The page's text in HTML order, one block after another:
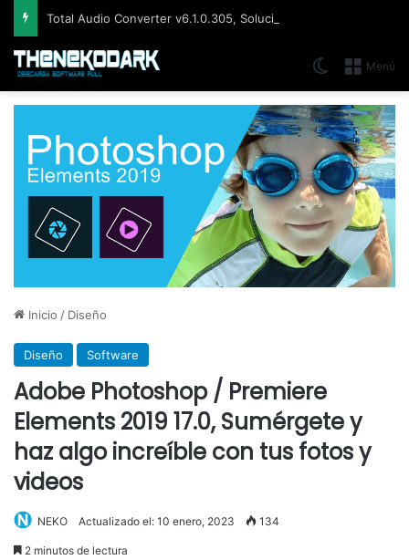
Menú
Switch skin
Inicio / Diseño
Diseño Software
Adobe Photoshop / Premiere
Elements 2019 17.0, Sumérgete y
haz algo increíble con tus fotos y
videos
NEKO Actualizado el: 10 enero, 2023 134
2 minutos de lectura